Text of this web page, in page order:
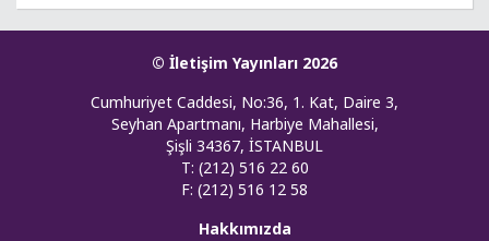
© İletişim Yayınları 2026
Cumhuriyet Caddesi, No:36, 1. Kat, Daire 3,
Seyhan Apartmanı, Harbiye Mahallesi,
Şişli 34367, İSTANBUL
T: (212) 516 22 60
F: (212) 516 12 58
Hakkımızda